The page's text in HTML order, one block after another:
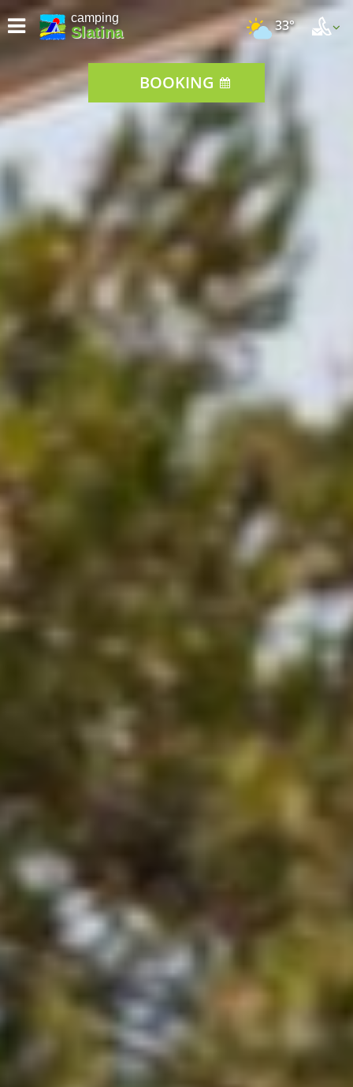
camping
Slatina 33°
BOOKING